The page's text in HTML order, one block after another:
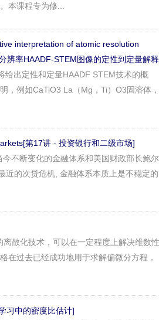
本课程专为修...
interpretation of atomic resolution
辨率HAADF-STEM图像的定性到定量解
给出定性和定量HAADF STEM技术的概
，例如CaTiO3 La（Mg，Ti）O3固溶体，
第17讲 - 投资银行和二级市场]
不断变化的金融体系和美国财政部长鲍尔
近的次贷危机, 金融体系本质上是不稳定
散化技术，可以在一定程度上解决维数性
在过去已经成功地用于求解偏微分方程，
习中的密度比估计]